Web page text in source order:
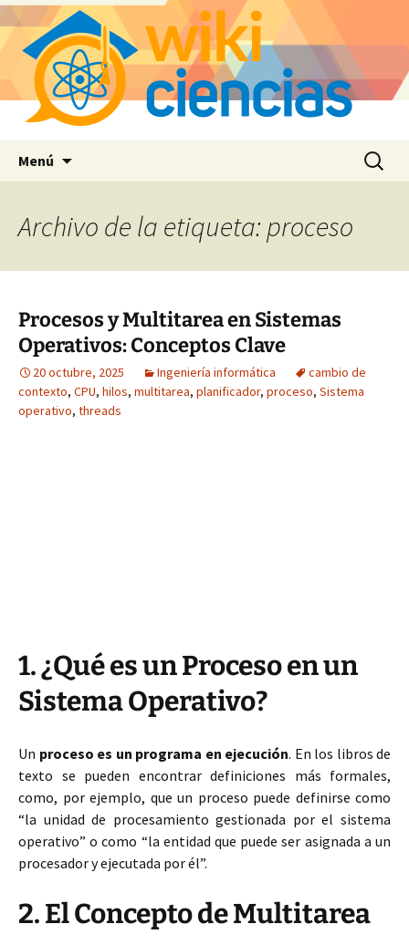
Menú Buscar:
Archivo de la etiqueta: proceso
Procesos y Multitarea en Sistemas
Operativos: Conceptos Clave
20 octubre, 2025 Ingeniería informática
cambio de
contexto, CPU, hilos, multitarea, planificador, proceso, Sistema
operativo, threads
1. ¿Qué es un Proceso en un
Sistema Operativo?
Un proceso es un programa en ejecución. En los libros de
texto se pueden encontrar definiciones más formales,
como, por ejemplo, que un proceso puede definirse como
“la unidad de procesamiento gestionada por el sistema
operativo” o como “la entidad que puede ser asignada a un
procesador y ejecutada por él”.
2. El Concepto de Multitarea